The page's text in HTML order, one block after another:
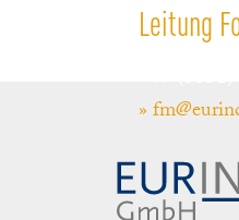
Leitung
»